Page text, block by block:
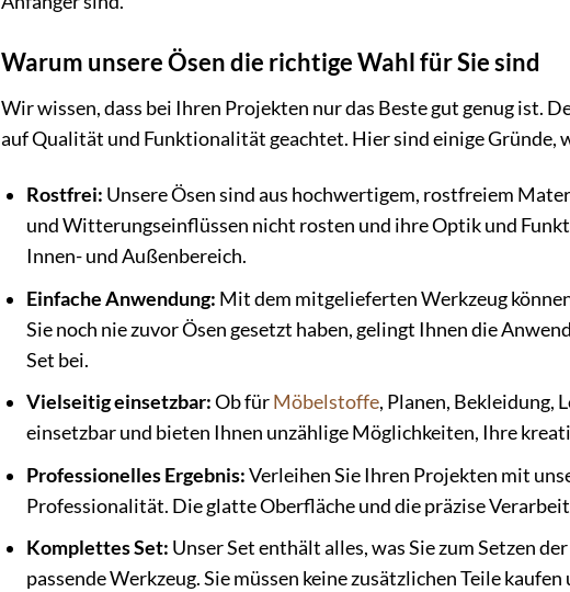
Warum unsere Ösen die richtige Wahl für Sie sind
Wir wissen, dass bei Ihren Projekten nur das Beste gut genug ist.
auf Qualität und Funktionalität geachtet. Hier sind einige Gründe,
Rostfrei: Unsere Ösen sind aus hochwertigem, rostfreiem
und Witterungseinflüssen nicht rosten und ihre Optik und
Innen- und Außenbereich.
Einfache Anwendung: Mit dem mitgelieferten Werkzeug
Sie noch nie zuvor Ösen gesetzt haben, gelingt Ihnen die
Set bei.
Vielseitig einsetzbar:Ob fürMöbelstoffe, Planen, Bekleidung,
einsetzbar und bieten Ihnen unzählige Möglichkeiten, Ihre
Professionelles Ergebnis:Verleihen Sie Ihren Projekten mit
Professionalität. Die glatte Oberfläche und die präzise
Komplettes Set: Unser Set enthält alles, was Sie zum Setzen
passende Werkzeug. Sie müssen keine zusätzlichen Teile